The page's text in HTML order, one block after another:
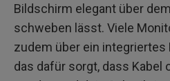
Bildschirm elegant über
schweben lässt. Viele
zudem über ein integriertes
das dafür sorgt, dass Kabel